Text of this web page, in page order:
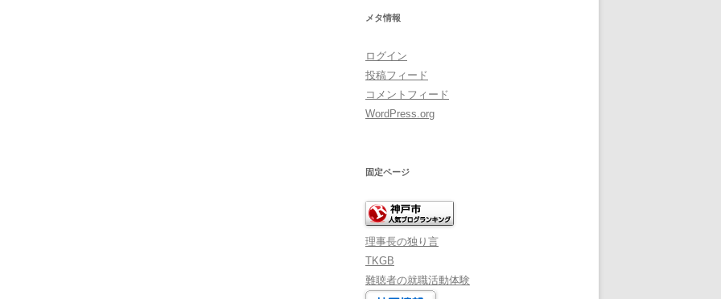
メタ情報
ログイン
投稿フィード
コメントフィード
WordPress.org
固定ページ
理事長の独り言
TKGB
難聴者の就職活動体験